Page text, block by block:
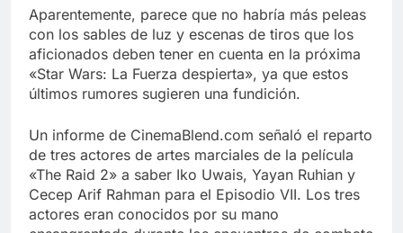
Aparentemente, parece que no habría más peleas
con los sables de luz y escenas de tiros que los
aficionados deben tener en cuenta en la próxima
«Star Wars: La Fuerza despierta», ya que estos
últimos rumores sugieren una fundición.
Un informe de CinemaBlend.com señaló el reparto
de tres actores de artes marciales de la película
«The Raid 2» a saber Iko Uwais, Yayan Ruhian y
Cecep Arif Rahman para el Episodio VII. Los tres
actores eran conocidos por su mano